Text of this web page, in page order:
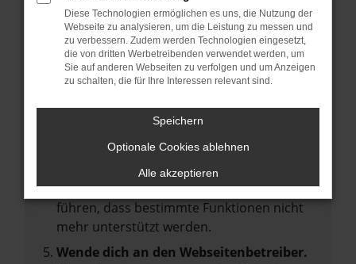
anderen Browser oder in einem privaten
Fenster?
Starte dein Gerät neu.
Das kann manchmal helfen,
vorübergehende Probleme zu beheben.
Stelle sicher, dass dein Browser und dein
Betriebssystem auf dem neuesten Stand
Veraltete Software birgt nicht nur ein
Sicherheitsrisiko, sondern kann auch dazu
führen, dass bestimmte Funktionen nicht
mehr unterstützt werden.
Wende dich an den Webseitenbetreiber.
Diese Technologien ermöglichen es uns, die Nutzung der
Webseite zu analysieren, um die Leistung zu messen und
zu verbessern. Zudem werden Technologien eingesetzt,
die von dritten Werbetreibenden verwendet werden, um
Sie auf anderen Webseiten zu verfolgen und um Anzeigen
zu schalten, die für Ihre Interessen relevant sind.
Speichern
Optionale Cookies ablehnen
Alle akzeptieren